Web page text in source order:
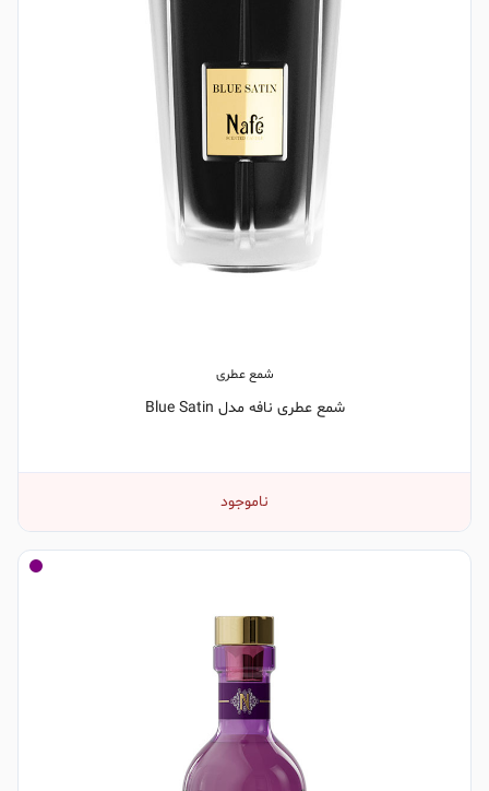
شمع عطری
شمع عطری نافه مدل Blue Satin
ناموجود